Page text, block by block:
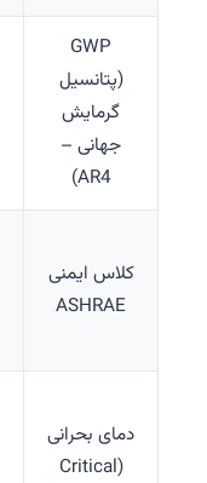
GWP
(پتانسیل
گرمایش
جهانی –
AR4)
کلاس ایمنی
ASHRAE
دمای بحرانی
(Critical